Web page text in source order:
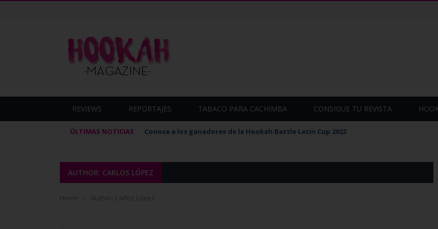
REVIEWS REPORTAJES TABACO PARA CACHIMBA CONSIGUE TU REVISTA
ÚLTIMAS NOTICIAS Conoce a los ganadores de la Hookah Battle Latin Cup 2022
AUTHOR: CARLOS LÓPEZ
Home Author: Carlos López